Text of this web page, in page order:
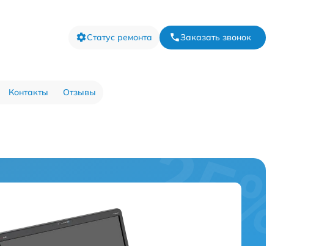
Статус ремонта Заказать звонок
Контакты Отзывы